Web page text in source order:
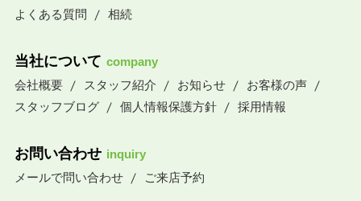
よくある質問
相続
当社について company
会社概要
スタッフ紹介 お知らせ
お客様の声
スタッフブログ
個人情報保護方針 採用情報
お問い合わせ inquiry
メールで問い合わせ
ご来店予約